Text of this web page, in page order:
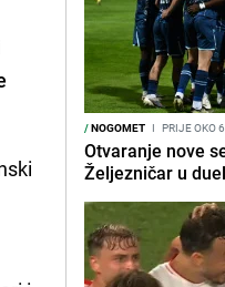
/NOGOMET I PRIJE OKO
Otvaranje nove
Željezničar u